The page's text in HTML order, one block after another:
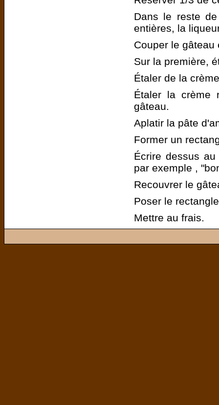
Dans le reste
entières, la
Couper le gâteau
Sur la première,
Étaler de la
Étaler la crème
gâteau.
Aplatir la pâte
Former un
Écrire dessus
par exemple ,
Recouvrer le
Poser le
Mettre au frais.